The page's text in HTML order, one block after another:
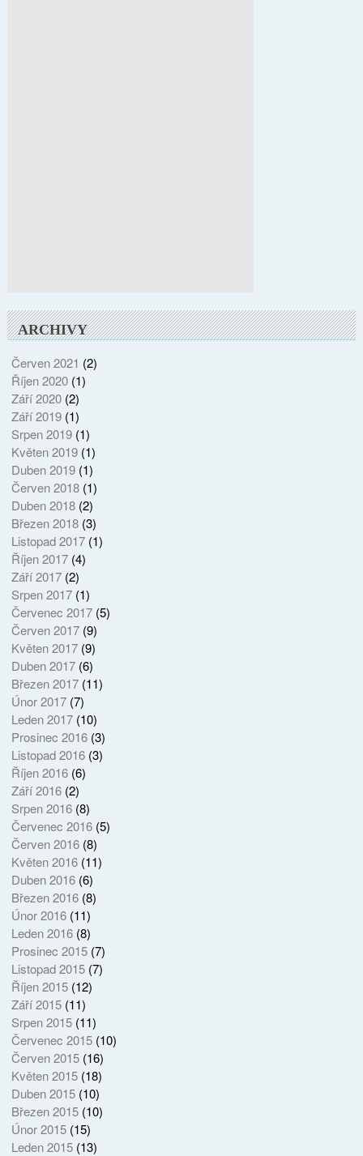
ARCHIVY
Červen 2021 (2)
Říjen 2020(1)
Září 2020(2)
Září 2019(1)
Srpen 2019(1)
Květen 2019(1)
Duben 2019(1)
Červen 2018(1)
Duben 2018(2)
Březen 2018(3)
Listopad 2017(1)
Říjen 2017(4)
Září 2017(2)
Srpen 2017(1)
Červenec 2017(5)
Červen 2017(9)
Květen 2017(9)
Duben 2017(6)
Březen 2017(11)
Únor 2017(7)
Leden 2017(10)
Prosinec 2016(3)
Listopad 2016(3)
Říjen 2016(6)
Září 2016(2)
Srpen 2016(8)
Červenec 2016(5)
Červen 2016(8)
Květen 2016(11)
Duben 2016(6)
Březen 2016(8)
Únor 2016(11)
Leden 2016(8)
Prosinec 2015(7)
Listopad 2015(7)
Říjen 2015(12)
Září 2015(11)
Srpen 2015(11)
Červenec 2015(10)
Červen 2015(16)
Květen 2015(18)
Duben 2015(10)
Březen 2015(10)
Únor 2015(15)
Leden 2015(13)